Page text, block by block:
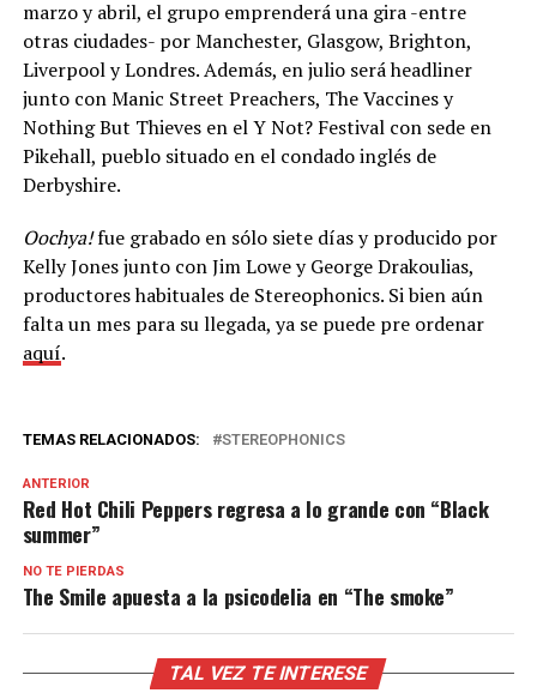
marzo y abril, el grupo emprenderá una gira -entre
otras ciudades- por Manchester, Glasgow, Brighton,
Liverpool y Londres. Además, en julio será headliner
junto con Manic Street Preachers, The Vaccines y
Nothing But Thieves en el Y Not? Festival con sede en
Pikehall, pueblo situado en el condado inglés de
Derbyshire.
Oochya!fue grabado en sólo siete días y producido por
Kelly Jones junto con Jim Lowe y George Drakoulias,
productores habituales de Stereophonics. Si bien aún
falta un mes para su llegada, ya se puede pre ordenar
aquí.
TEMAS RELACIONADOS: STEREOPHONICS
ANTERIOR
Red Hot Chili Peppers regresa a lo grande con “Black
summer”
NO TE PIERDAS
The Smile apuesta a la psicodelia en “The smoke”
TAL VEZ TE INTERESE